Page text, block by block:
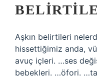
Aşkın belirtileri
hissettiğimiz anda,
avuç içleri. …ses
bebekleri. …öfori.